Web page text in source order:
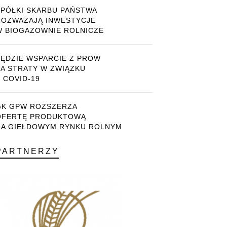
SKARBU PAŃSTWA
INWESTYCJE
BIOGAZOWNIE ROLNICZE
WSPARCIE Z PROW
STRATY W ZWIĄZKU
COVID-19
GPW ROZSZERZA
PRODUKTOWĄ
GIEŁDOWYM RYNKU ROLNYM